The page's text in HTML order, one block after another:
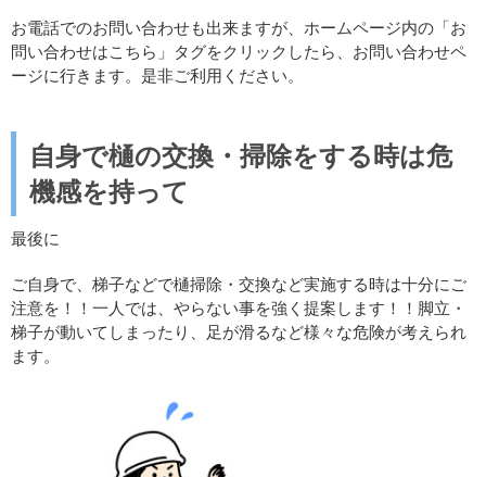
お電話でのお問い合わせも出来ますが、ホームページ内の「お
問い合わせはこちら」タグをクリックしたら、お問い合わせペ
ージに行きます。是非ご利用ください。
自身で樋の交換・掃除をする時は危
機感を持って
最後に
ご自身で、梯子などで樋掃除・交換など実施する時は十分にご
注意を！！一人では、やらない事を強く提案します！！脚立・
梯子が動いてしまったり、足が滑るなど様々な危険が考えられ
ます。